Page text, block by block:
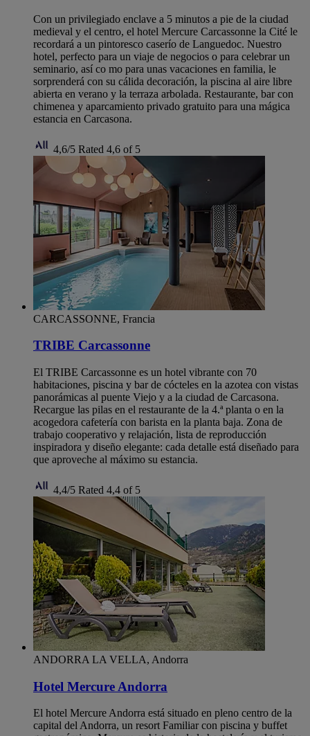
Con un privilegiado enclave a 5 minutos a pie de la ciudad
medieval y el centro, el hotel Mercure Carcassonne la Cité le
recordará a un pintoresco caserío de Languedoc. Nuestro
hotel, perfecto para un viaje de negocios o para celebrar un
seminario, así co mo para unas vacaciones en familia, le
sorprenderá con su cálida decoración, la piscina al aire libre
abierta en verano y la terraza arbolada. Restaurante, bar con
chimenea y aparcamiento privado gratuito para una mágica
estancia en Carcasona.
4,6/5 Rated 4,6 of 5
CARCASSONNE, Francia
TRIBE Carcassonne
El TRIBE Carcassonne es un hotel vibrante con 70
habitaciones, piscina y bar de cócteles en la azotea con vistas
panorámicas al puente Viejo y a la ciudad de Carcasona.
Recargue las pilas en el restaurante de la 4.ª planta o en la
acogedora cafetería con barista en la planta baja. Zona de
trabajo cooperativo y relajación, lista de reproducción
inspiradora y diseño elegante: cada detalle está diseñado para
que aproveche al máximo su estancia.
4,4/5 Rated 4,4 of 5
ANDORRA LA VELLA, Andorra
Hotel Mercure Andorra
El hotel Mercure Andorra está situado en pleno centro de la
capital del Andorra, un resort Familiar con piscina y buffet